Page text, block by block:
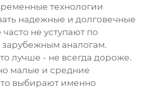
технологии
надежные и долговечные
не уступают по
зарубежным аналогам.
лучше - не всегда дороже.
малые и средние
выбирают именно